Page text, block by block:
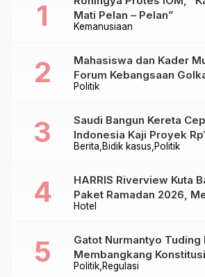
Kemanusiaan
Mati Pelan – Pelan”
Politik
Mahasiswa dan Kader
Forum Kebangsaan
Berita Bidik kasus Politik
Saudi Bangun Kereta
Indonesia Kaji Proyek
Baru Sampai Bandung
Hotel
HARRIS Riverview Kuta
Paket Ramadan 2026,
Takjil hingga Bukber
Politik Regulasi
Gatot Nurmantyo Tuding
Membangkang
Tegaskan Polri Tak